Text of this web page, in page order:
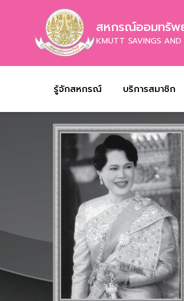
สหกรณ์ออมทรัพย์
KMUTT SAVINGS
รู้จักสหกรณ์ บริการสมาชิก